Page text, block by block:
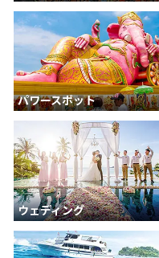
パワースポット
ウェディング